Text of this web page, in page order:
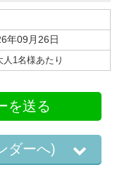
年09月26日
人1名様あたり
を送る
ダーへ)